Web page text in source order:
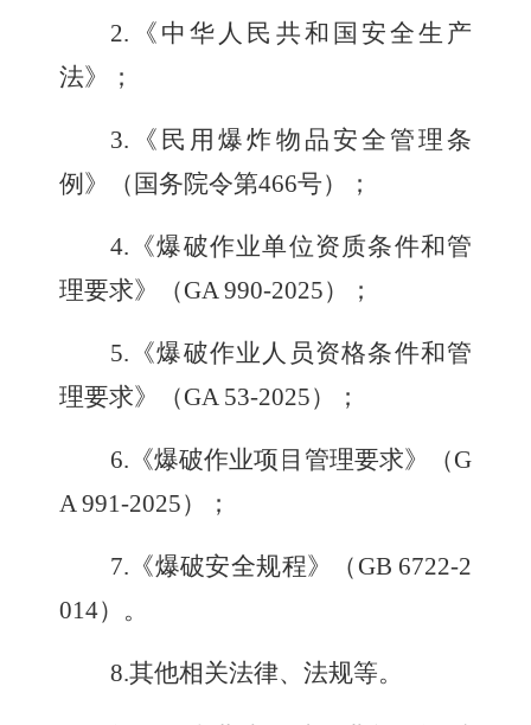
2. 《中华人民共和国安全生产
法》；
3. 《民用爆炸物品安全管理条
例》（国务院令第466号）；
4. 《爆破作业单位资质条件和管
理要求》（GA 990-2025）；
5. 《爆破作业人员资格条件和管
理要求》（GA 53-2025）；
6. 《爆破作业项目管理要求》（G
A 991-2025）；
7. 《爆破安全规程》（ GB 6722-2
014）。
8.其他相关法律、法规等。